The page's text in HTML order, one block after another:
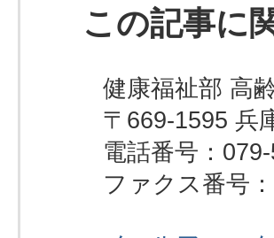
この記事に
健康福祉部 高
〒669-1595 兵
電話番号：
ファクス番号